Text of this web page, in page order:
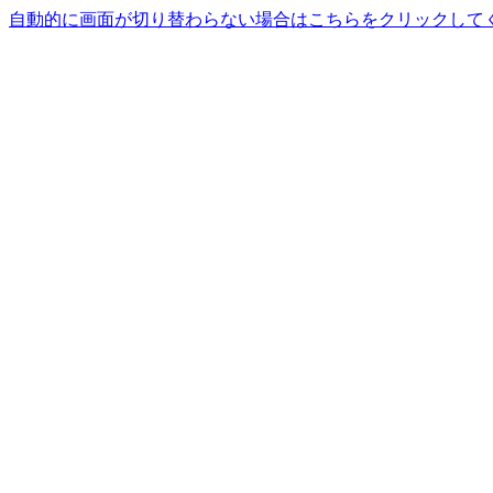
自動的に画面が切り替わらない場合はこちらをクリックして